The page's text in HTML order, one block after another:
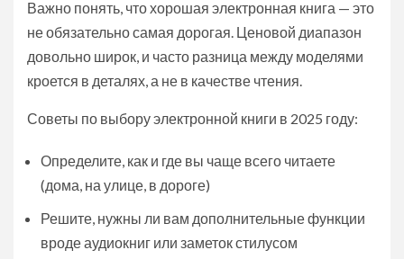
Важно понять, что хорошая электронная книга — это
не обязательно самая дорогая. Ценовой диапазон
довольно широк, и часто разница между моделями
кроется в деталях, а не в качестве чтения.
Советы по выбору электронной книги в 2025 году:
Определите, как и где вы чаще всего читаете
(дома, на улице, в дороге)
Решите, нужны ли вам дополнительные функции
вроде аудиокниг или заметок стилусом